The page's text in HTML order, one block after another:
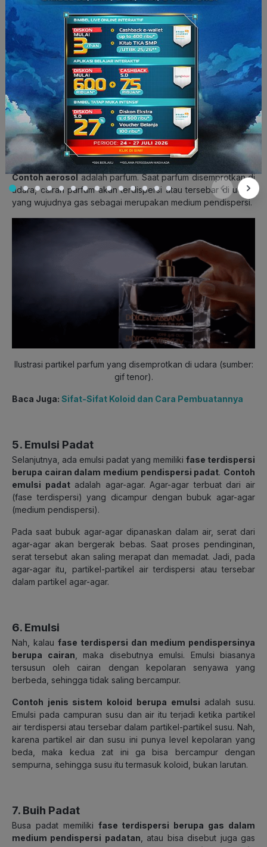
mengeluarkan asap, kadang kamu akan merasakan kelilipan
karena adanya padatan (fase terdispersi) di dalam asap
(medium pendispersi).
4. Aerosol
Aerosol memilikifase terdispersi berupa cairan dan
medium pendispersi berupa gas. Jadi, bedanya aerosol
dengan aerosol padat terletak pada fase terdispersinya.
Aerosol tidak bisa bertahan lama. Hal ini karena zat
penyusunnya yang mudah rusak oleh perubahan suhu dan
tekanan udara lingkungan.
Contoh aerosoladalah parfum. Saat parfum disemprotkan di
udara, cairan parfum akan terdispersi atau tersebar di udara
yang wujudnya gas sebagai merupakan medium pendispersi.
Ilustrasi partikel parfum yang disemprotkan di udara (sumber:
gif tenor).
Baca Juga: Sifat-Sifat Koloid dan Cara Pembuatannya
5. Emulsi Padat
Selanjutnya, ada emulsi padat yang memiliki fase terdispersi
berupa cairan dalam medium pendispersi padat. Contoh
emulsi padatadalah agar-agar. Agar-agar terbuat dari air
(fase terdispersi) yang dicampur dengan bubuk agar-agar
(medium pendispersi).
Pada saat bubuk agar-agar dipanaskan dalam air, serat dari
agar-agar akan bergerak bebas. Saat proses pendinginan,
serat tersebut akan saling merapat dan memadat. Jadi, pada
agar-agar itu, partikel-partikel air terdispersi atau tersebar
dalam partikel agar-agar.
6. Emulsi
Nah, kalau fase terdispersi dan medium pendispersinya
berupa cairan , maka disebutnya emulsi. Emulsi biasanya
tersusun oleh cairan dengan kepolaran senyawa yang
berbeda, sehingga tidak saling bercampur.
Contoh jenis sistem koloid berupa emulsi adalah susu.
Emulsi pada campuran susu dan air itu terjadi ketika partikel
air terdispersi atau tersebar dalam partikel-partikel susu. Nah,
karena partikel air dan susu ini punya level kepolaran yang
beda, maka kedua zat ini ga bisa bercampur dengan
sempurna, sehingga susu itu termasuk koloid, bukan larutan.
7. Buih Padat
Busa padat memiliki fase terdispersi berupa gas dalam
medium pendispersi padatan , atau bisa disebut juga gas